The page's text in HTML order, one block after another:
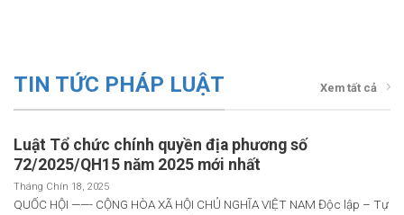
TIN TỨC PHÁP LUẬT Xem tất cả
Luật Tổ chức chính quyền địa phương số
72/2025/QH15 năm 2025 mới nhất
Tháng Chín 18, 2025
QUỐC HỘI ——- CỘNG HÒA XÃ HỘI CHỦ NGHĨA VIỆT NAM Độc lập – Tự